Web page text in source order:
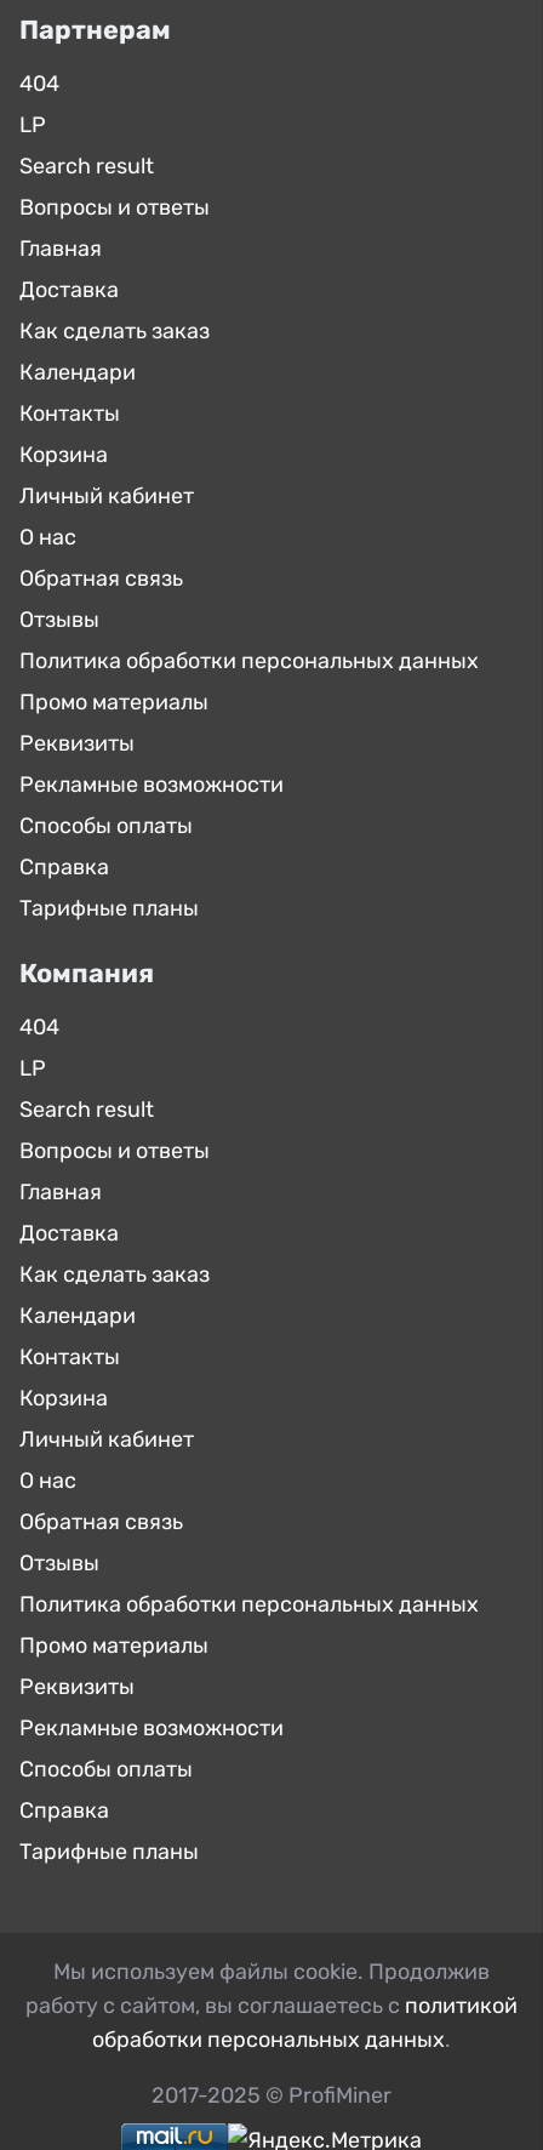
Партнерам
404
LP
Search result
Вопросы и ответы
Главная
Доставка
Как сделать заказ
Календари
Контакты
Корзина
Личный кабинет
О нас
Обратная связь
Отзывы
Политика обработки персональных данных
Промо материалы
Реквизиты
Рекламные возможности
Способы оплаты
Справка
Тарифные планы
Компания
404
LP
Search result
Вопросы и ответы
Главная
Доставка
Как сделать заказ
Календари
Контакты
Корзина
Личный кабинет
О нас
Обратная связь
Отзывы
Политика обработки персональных данных
Промо материалы
Реквизиты
Рекламные возможности
Способы оплаты
Справка
Тарифные планы
Мы используем файлы cookie. Продолжив
работу с сайтом, вы соглашаетесь с политикой
обработки персональных данных.
2017-2025 © ProfiMiner